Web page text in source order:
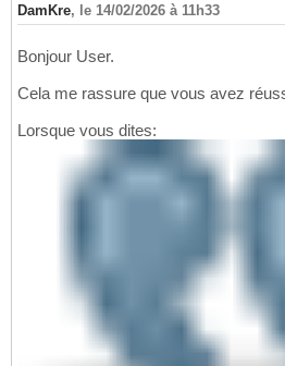
DamKre, le 14/02/2026 à 11h33
Bonjour User.
Cela me rassure que vous avez
Lorsque vous dites: